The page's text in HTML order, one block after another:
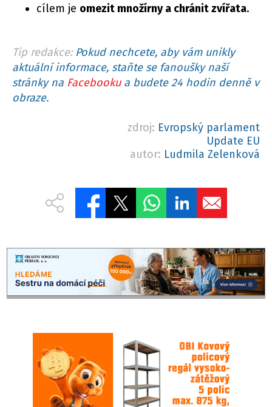
cílem je omezit množírny a chránit zvířata.
Tip redakce: Pokud nechcete, aby vám unikly
aktuální informace, staňte se fanoušky naší
stránky na Facebookua budete 24 hodin denně v
obraze.
zdroj: Evropský parlament
Update EU
autor: Ludmila Zelenková